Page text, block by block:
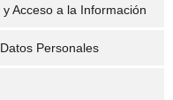
Acceso a la Información
Personales